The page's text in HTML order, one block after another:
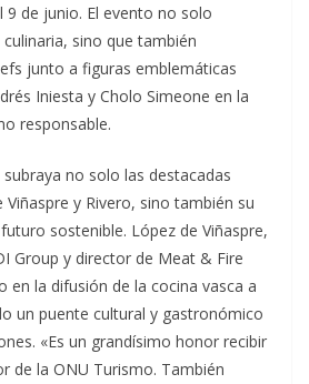
9 de junio. El evento no solo
sino que también
junto a figuras emblemáticas
Iniesta y Cholo Simeone en la
responsable.
no solo las destacadas
y Rivero, sino también su
sostenible. López de Viñaspre,
Group y director de Meat & Fire
en la difusión de la cocina vasca a
un puente cultural y gastronómico
«Es un grandísimo honor recibir
de la ONU Turismo. También